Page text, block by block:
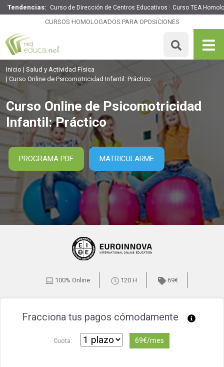
Tendencias: Curso de Dirección de Centros Educativos Curso TEA
CURSOS HOMOLOGADOS PARA OPOSICIONES
Curso Online de Psicomotricidad Infantil: Práctico
Inicio
Salud y Actividad Física
Curso Online de Psicomotricidad Infantil: Práctico
Curso Online de Psicomotricidad
Infantil: Práctico
PROGRAMA PDF MATRICULARME
100% Online 120 H 69€
Fracciona tus pagos cómodamente
Cuota: 69€/mes